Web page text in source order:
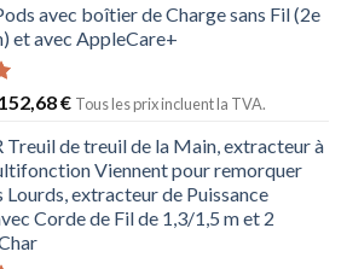
avec boîtier de Charge sans Fil (2e
et avec AppleCare+
152,68€ Tous les prix incluent la TVA.
Treuil de treuil de la Main, extracteur à
Viennent pour remorquer
Lourds, extracteur de Puissance
Corde de Fil de 1,3/1,5 m et 2